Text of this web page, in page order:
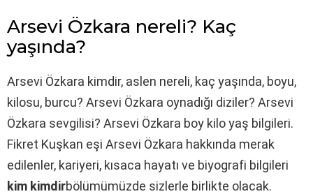
Arsevi Özkara nereli? Kaç
yaşında?
Arsevi Özkara kimdir, aslen nereli, kaç yaşında, boyu,
kilosu, burcu? Arsevi Özkara oynadığı diziler? Arsevi
Özkara sevgilisi? Arsevi Özkara boy kilo yaş bilgileri.
Fikret Kuşkan eşi Arsevi Özkara hakkında merak
edilenler, kariyeri, kısaca hayatı ve biyografi bilgileri
kim kimdirbölümümüzde sizlerle birlikte olacak.